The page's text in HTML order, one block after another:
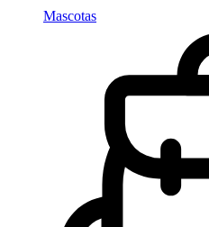
Mascotas